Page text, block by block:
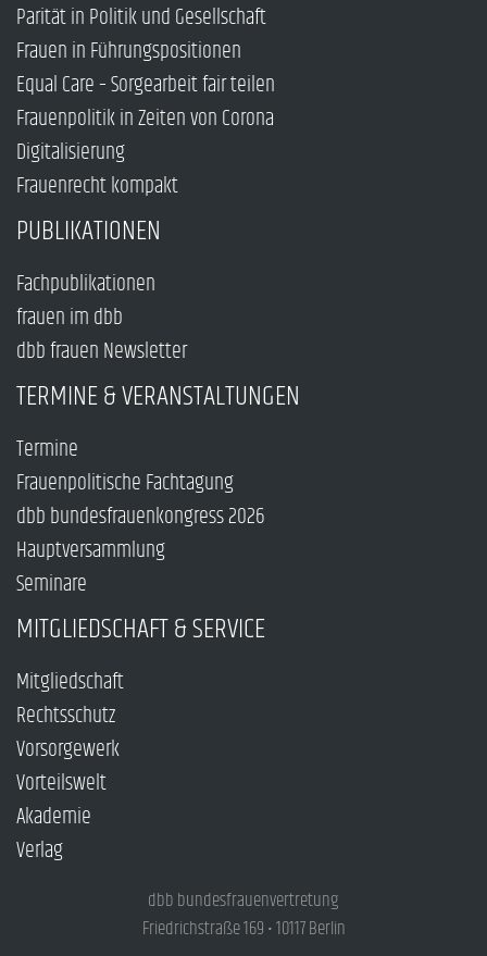
Parität in Politik und Gesellschaft
Frauen in Führungspositionen
Equal Care – Sorgearbeit fair teilen
Frauenpolitik in Zeiten von Corona
Digitalisierung
Frauenrecht kompakt
PUBLIKATIONEN
Fachpublikationen
frauen im dbb
dbb frauen Newsletter
TERMINE & VERANSTALTUNGEN
Termine
Frauenpolitische Fachtagung
dbb bundesfrauenkongress 2026
Hauptversammlung
Seminare
MITGLIEDSCHAFT & SERVICE
Mitgliedschaft
Rechtsschutz
Vorsorgewerk
Vorteilswelt
Akademie
Verlag
dbb bundesfrauenvertretung
Friedrichstraße 169 • 10117 Berlin